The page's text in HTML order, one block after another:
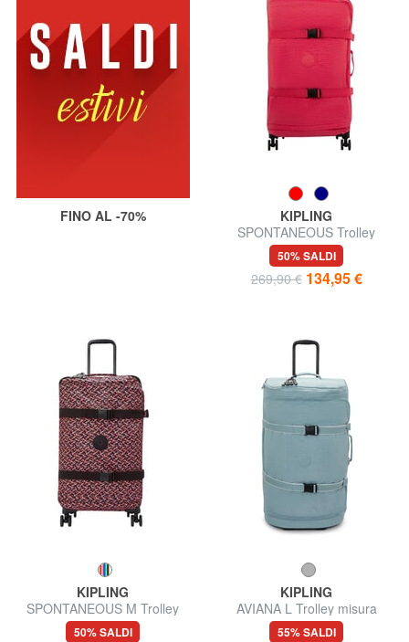
FINO AL -70%
KIPLING
SPONTANEOUS Trolley
misura grande
50% SALDI
269,90 € 134,95 €
KIPLING
SPONTANEOUS M Trolley
Medio
50% SALDI
KIPLING
AVIANA L Trolley misura
grande
55% SALDI